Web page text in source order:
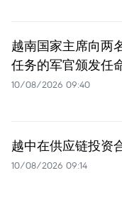
越南国家主席向两
任务的军官颁发任
10/08/2026 09:40
越中在供应链投资
10/08/2026 09:14